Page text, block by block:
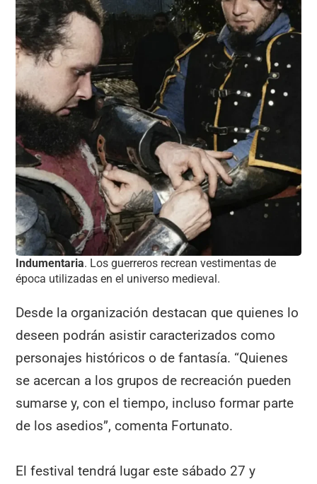
Indumentaria. Los guerreros recrean vestimentas de
época utilizadas en el universo medieval.
Desde la organización destacan que quienes lo
deseen podrán asistir caracterizados como
personajes históricos o de fantasía. “Quienes
se acercan a los grupos de recreación pueden
sumarse y, con el tiempo, incluso formar parte
de los asedios”, comenta Fortunato.
El festival tendrá lugar este sábado 27 y